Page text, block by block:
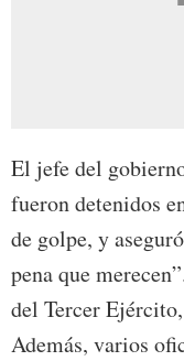
El jefe del
fueron detenidos
de golpe, y
pena que
del Tercer
Además, varios